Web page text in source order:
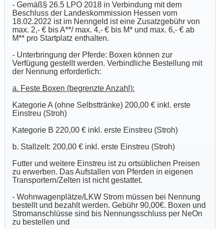
- Gemäß§ 26.5 LPO 2018 in Verbindung mit dem
Beschluss der Landeskommission Hessen vom
18.02.2022 ist im Nenngeld ist eine Zusatzgebühr von
max. 2,- € bis A**/ max. 4,- € bis M* und max. 6,- € ab
M** pro Startplatz enthalten.
- Unterbringung der Pferde: Boxen können zur
Verfügung gestellt werden. Verbindliche Bestellung mit
der Nennung erforderlich:
a. Feste Boxen (begrenzte Anzahl):
Kategorie A (ohne Selbsttränke) 200,00 € inkl. erste
Einstreu (Stroh)
Kategorie B 220,00 € inkl. erste Einstreu (Stroh)
b. Stallzelt: 200,00 € inkl. erste Einstreu (Stroh)
Futter und weitere Einstreu ist zu ortsüblichen Preisen
zu erwerben. Das Aufstallen von Pferden in eigenen
Transportern/Zelten ist nicht gestattet.
- Wohnwagenplätze/LKW Strom müssen bei Nennung
bestellt und bezahlt werden. Gebühr 90,00€. Boxen und
Stromanschlüsse sind bis Nennungsschluss per NeOn
zu bestellen und